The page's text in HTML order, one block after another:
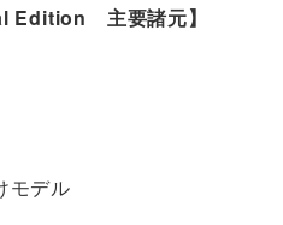
Edition 主要諸元】
モデル